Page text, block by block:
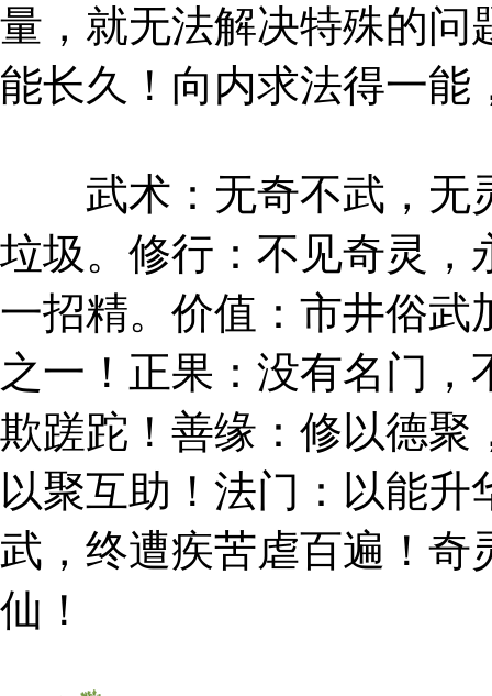
量，就无法解决特殊的问
能长久！向内求法得一能
武术：无奇不武，无
垃圾。修行：不见奇灵，
一招精。价值：市井俗武
之一！正果：没有名门
欺蹉跎！善缘：修以德聚
以聚互助！法门：以能
武，终遭疾苦虐百遍！奇
仙！